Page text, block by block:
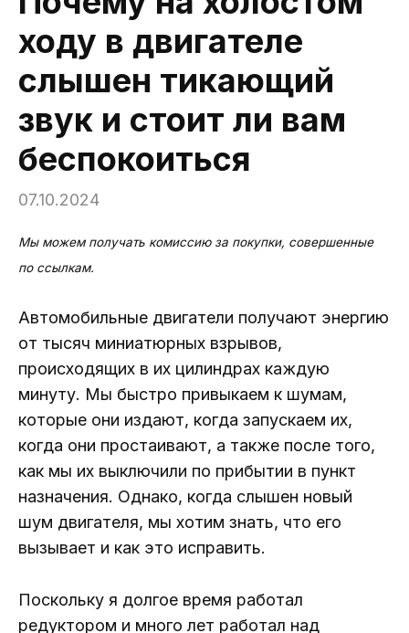
ходу в двигателе
слышен тикающий
звук и стоит ли вам
беспокоиться
07.10.2024
Мы можем получать комиссию за покупки, совершенные
по ссылкам.
Автомобильные двигатели получают энергию
от тысяч миниатюрных взрывов,
происходящих в их цилиндрах каждую
минуту. Мы быстро привыкаем к шумам,
которые они издают, когда запускаем их,
когда они простаивают, а также после того,
как мы их выключили по прибытии в пункт
назначения. Однако, когда слышен новый
шум двигателя, мы хотим знать, что его
вызывает и как это исправить.
Поскольку я долгое время работал
редуктором и много лет работал над